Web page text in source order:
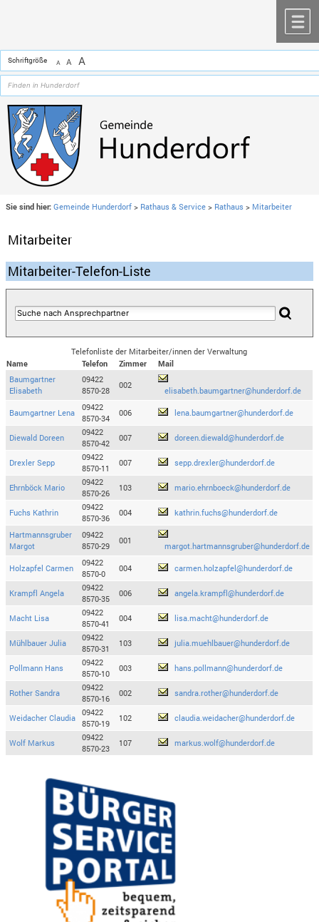
Schriftgröße A A A
Sie sind hier: Gemeinde Hunderdorf > Rathaus & Service > Rathaus > Mitarbeiter
Mitarbeiter
Mitarbeiter-Telefon-Liste
Telefonliste der Mitarbeiter/innen der Verwaltung
Name
Telefon Zimmer
Mail
Baumgartner
Elisabeth
09422
8570-28
002
elisabeth.baumgartner@hunderdorf.de
Baumgartner Lena
09422
8570-34
006 lena.baumgartner@hunderdorf.de
Diewald Doreen
09422
8570-42
007 doreen.diewald@hunderdorf.de
Drexler Sepp
09422
8570-11
007 sepp.drexler@hunderdorf.de
Ehrnböck Mario
09422
8570-26
103 mario.ehrnboeck@hunderdorf.de
Fuchs Kathrin
09422
8570-36
004 kathrin.fuchs@hunderdorf.de
Hartmannsgruber
Margot
09422
8570-29
001
margot.hartmannsgruber@hunderdorf.de
Holzapfel Carmen
09422
8570-0
004 carmen.holzapfel@hunderdorf.de
Krampfl Angela
09422
8570-35
006 angela.krampfl@hunderdorf.de
Macht Lisa
09422
8570-41
004 lisa.macht@hunderdorf.de
Mühlbauer Julia
09422
8570-31
103 julia.muehlbauer@hunderdorf.de
Pollmann Hans
09422
8570-10
003 hans.pollmann@hunderdorf.de
Rother Sandra
09422
8570-16
002 sandra.rother@hunderdorf.de
Weidacher Claudia
09422
8570-19
102 claudia.weidacher@hunderdorf.de
Wolf Markus
09422
8570-23
107 markus.wolf@hunderdorf.de